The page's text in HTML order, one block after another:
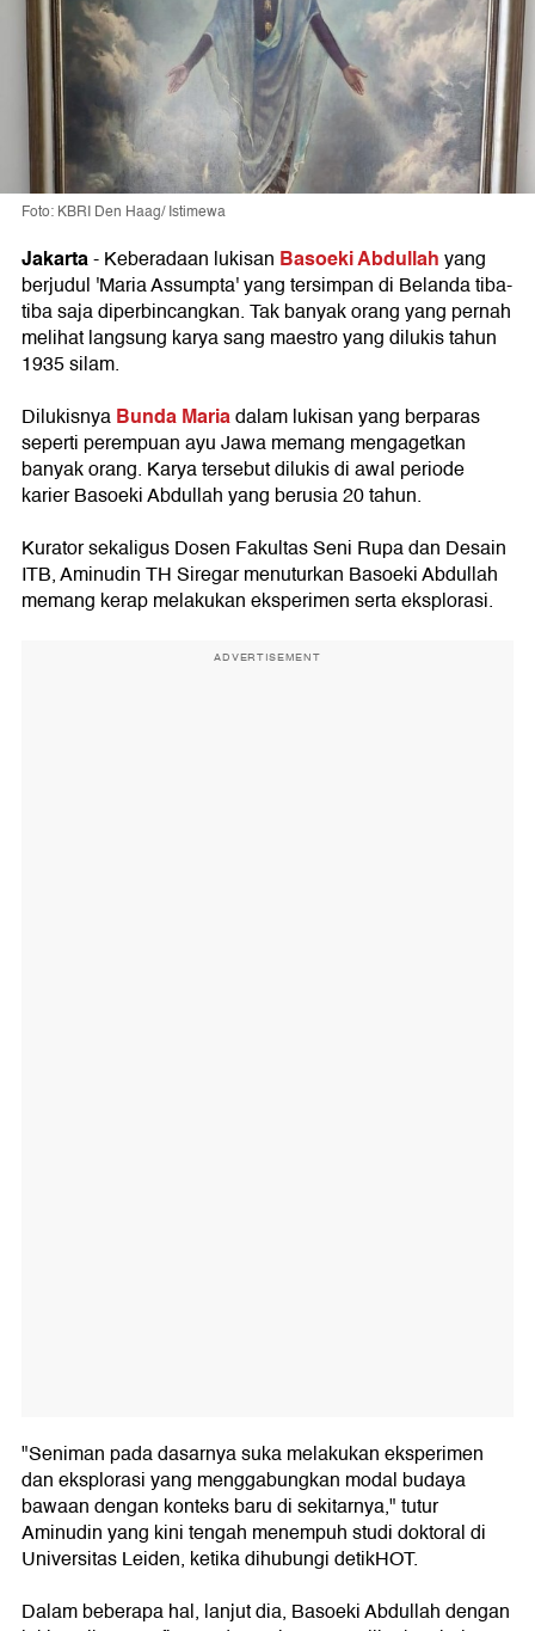
Foto: KBRI Den Haag/ Istimewa
Jakarta- Keberadaan lukisan Basoeki Abdullahyang
berjudul 'Maria Assumpta' yang tersimpan di Belanda tiba-
tiba saja diperbincangkan. Tak banyak orang yang pernah
melihat langsung karya sang maestro yang dilukis tahun
1935 silam.
DilukisnyaBunda Mariadalam lukisan yang berparas
seperti perempuan ayu Jawa memang mengagetkan
banyak orang. Karya tersebut dilukis di awal periode
karier Basoeki Abdullah yang berusia 20 tahun.
Kurator sekaligus Dosen Fakultas Seni Rupa dan Desain
ITB, Aminudin TH Siregar menuturkan Basoeki Abdullah
memang kerap melakukan eksperimen serta eksplorasi.
ADVERTISEMENT
"Seniman pada dasarnya suka melakukan eksperimen
dan eksplorasi yang menggabungkan modal budaya
bawaan dengan konteks baru di sekitarnya," tutur
Aminudin yang kini tengah menempuh studi doktoral di
Universitas Leiden, ketika dihubungi detikHOT.
Dalam beberapa hal, lanjut dia, Basoeki Abdullah dengan